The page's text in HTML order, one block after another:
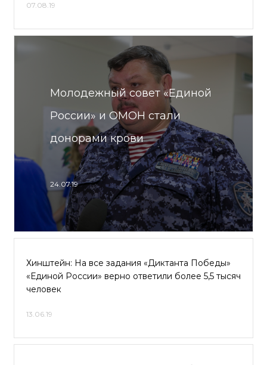
07.08.19
Молодежный совет «Единой
России» и ОМОН стали
донорами крови
24.07.19
Хинштейн: На все задания «Диктанта Победы»
«Единой России» верно ответили более 5,5 тысяч
человек
13.06.19